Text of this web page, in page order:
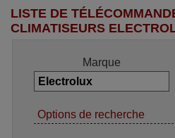
LISTE DE
CLIMATISEURS
Marque
Options de recherche